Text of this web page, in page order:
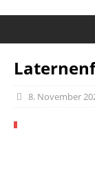
8. November